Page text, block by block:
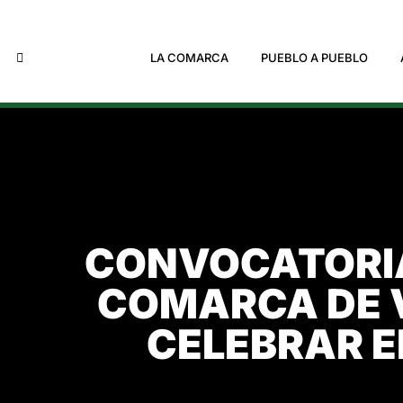
LA COMARCA PUEBLO A PUEBLO
COMARCA DE
CELEBRAR